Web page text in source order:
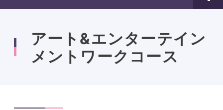
アート&エンターテイン
メントワークコース